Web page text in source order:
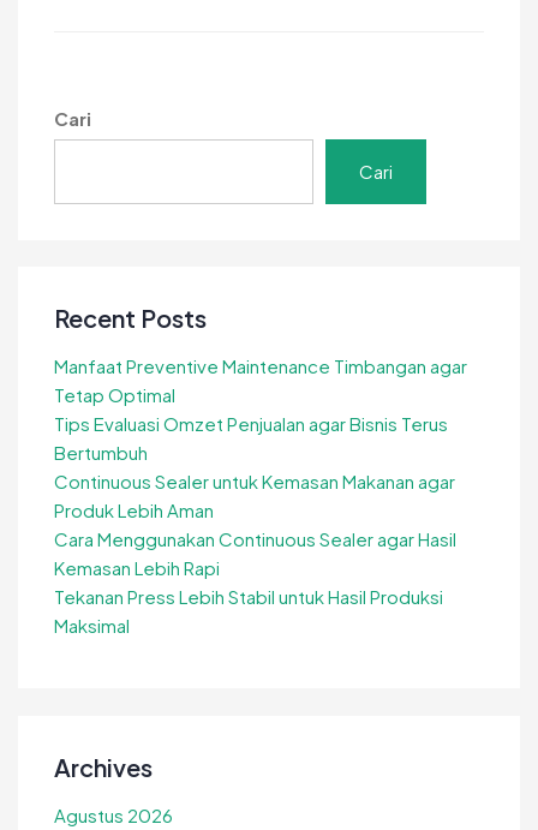
Cepat
Cari
Cari
Recent Posts
Manfaat Preventive Maintenance Timbangan agar
Tetap Optimal
Tips Evaluasi Omzet Penjualan agar Bisnis Terus
Bertumbuh
Continuous Sealer untuk Kemasan Makanan agar
Produk Lebih Aman
Cara Menggunakan Continuous Sealer agar Hasil
Kemasan Lebih Rapi
Tekanan Press Lebih Stabil untuk Hasil Produksi
Maksimal
Archives
Agustus 2026